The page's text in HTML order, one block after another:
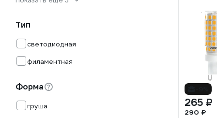
Тип
светодиодная
филаментная
Форма
груша
265 ₽
290 ₽